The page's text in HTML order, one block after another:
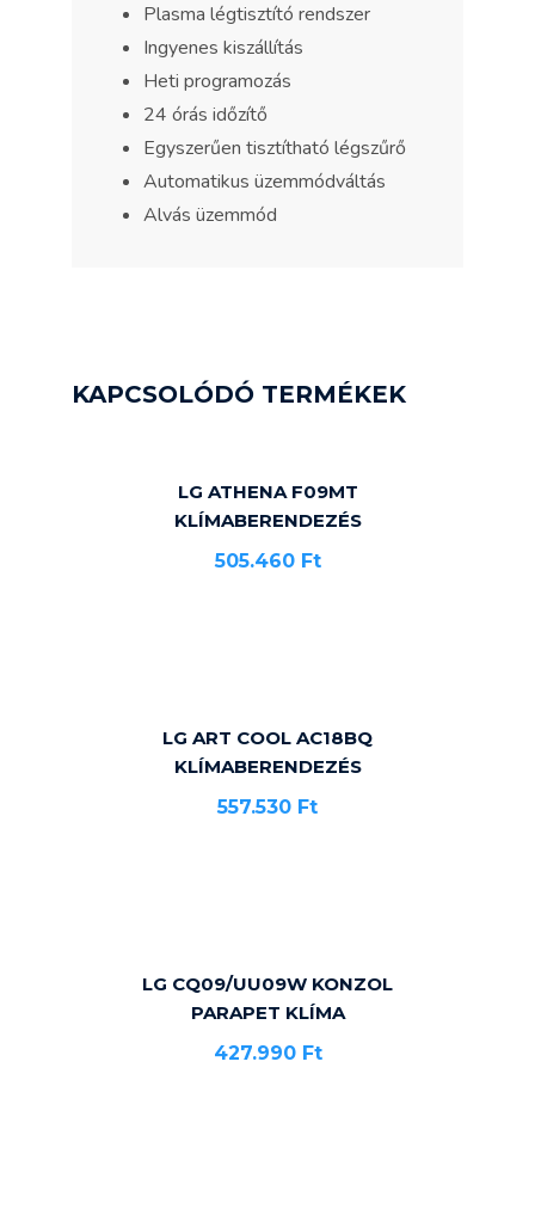
Plasma légtisztító rendszer
Ingyenes kiszállítás
Heti programozás
24 órás időzítő
Egyszerűen tisztítható légszűrő
Automatikus üzemmódváltás
Alvás üzemmód
KAPCSOLÓDÓ TERMÉKEK
LG ATHENA F09MT
KLÍMABERENDEZÉS
505.460 Ft
LG ART COOL AC18BQ
KLÍMABERENDEZÉS
557.530 Ft
LG CQ09/UU09W KONZOL
PARAPET KLÍMA
427.990 Ft